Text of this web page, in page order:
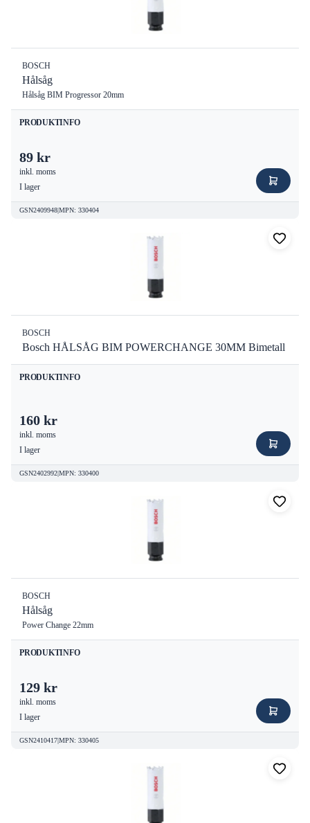
BOSCH
Hålsåg
Hålsåg BIM Progressor 20mm
PRODUKTINFO
89 kr
inkl. moms
I lager
GSN2409948|MPN: 330404
BOSCH
Bosch HÅLSÅG BIM POWERCHANGE 30MM Bimetall
PRODUKTINFO
160 kr
inkl. moms
I lager
GSN2402992|MPN: 330400
BOSCH
Hålsåg
Power Change 22mm
PRODUKTINFO
129 kr
inkl. moms
I lager
GSN2410417|MPN: 330405